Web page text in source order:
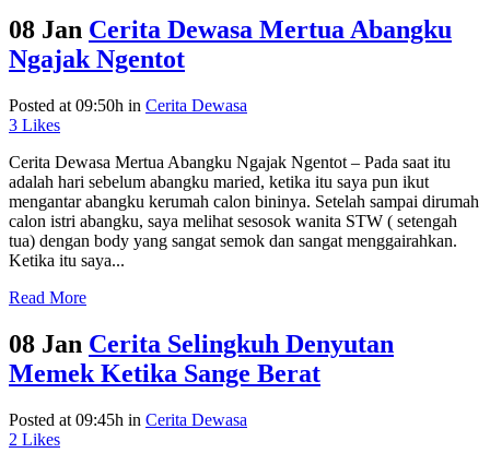
08 Jan Cerita Dewasa Mertua Abangku
Ngajak Ngentot
Posted at 09:50h in Cerita Dewasa
3 Likes
Cerita Dewasa Mertua Abangku Ngajak Ngentot – Pada saat itu
adalah hari sebelum abangku maried, ketika itu saya pun ikut
mengantar abangku kerumah calon bininya. Setelah sampai dirumah
calon istri abangku, saya melihat sesosok wanita STW ( setengah
tua) dengan body yang sangat semok dan sangat menggairahkan.
Ketika itu saya...
Read More
08 Jan Cerita Selingkuh Denyutan
Memek Ketika Sange Berat
Posted at 09:45h in Cerita Dewasa
2 Likes